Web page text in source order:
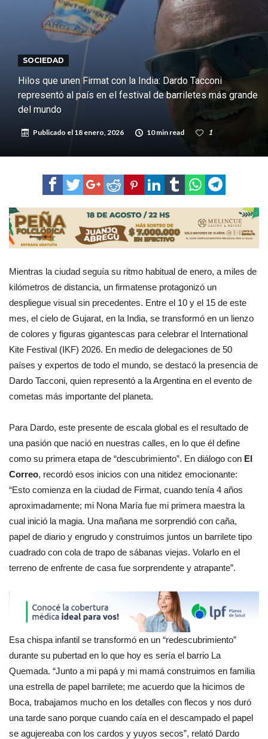
del ferrocarril
Violento robo en la zona rural de Firmat: maniataron a una pareja de
adultos mayores
Colecta solidaria de juguetes en Firmat para el EPI y el Hospital
Vilela
Firmat: “Codo a codo” lanza una campaña de recolección de
golosinas para agasajar a los niños en su día
Vuelve el básquet: este viernes arranca el Clausura con agenda
confirmada y planteles renovados
SOCIEDAD
Hilos que unen Firmat con la India: Dardo Tacconi
representó al país en el festival de barriletes más grande
del mundo
Publicado el 18 enero, 2026 10 min read 1
Mientras la ciudad seguía su ritmo habitual de enero, a miles de
kilómetros de distancia, un firmatense protagonizó un
despliegue visual sin precedentes. Entre el 10 y el 15 de este
mes, el cielo de Gujarat, en la India, se transformó en un lienzo
de colores y figuras gigantescas para celebrar el International
Kite Festival (IKF) 2026. En medio de delegaciones de 50
países y expertos de todo el mundo, se destacó la presencia de
Dardo Tacconi, quien representó a la Argentina en el evento de
cometas más importante del planeta.
Para Dardo, este presente de escala global es el resultado de
una pasión que nació en nuestras calles, en lo que él define
como su primera etapa de “descubrimiento”. En diálogo con El
Correo, recordó esos inicios con una nitidez emocionante:
“Esto comienza en la ciudad de Firmat, cuando tenía 4 años
aproximadamente; mi Nona María fue mi primera maestra la
cual inició la magia. Una mañana me sorprendió con caña,
papel de diario y engrudo y construimos juntos un barrilete tipo
cuadrado con cola de trapo de sábanas viejas. Volarlo en el
terreno de enfrente de casa fue sorprendente y atrapante”.
Esa chispa infantil se transformó en un “redescubrimiento”
durante su pubertad en lo que hoy es sería el barrio La
Quemada. “Junto a mi papá y mi mamá construimos en familia
una estrella de papel barrilete; me acuerdo que la hicimos de
Boca, trabajamos mucho en los detalles con flecos y nos duró
una tarde sano porque cuando caía en el descampado el papel
se agujereaba con los cardos y yuyos secos”, relató Dardo